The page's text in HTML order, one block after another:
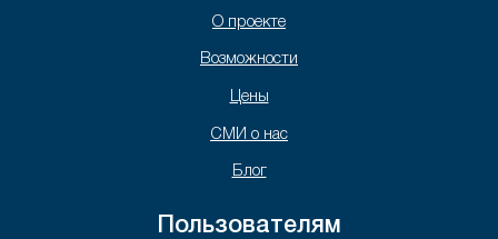
О проекте
Возможности
Цены
СМИ о нас
Блог
Пользователям